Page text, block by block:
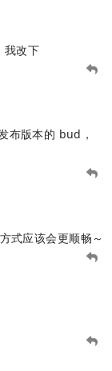
我改下
布版本的 bud，
式应该会更顺畅～